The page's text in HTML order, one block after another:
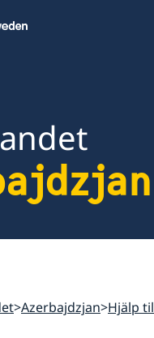
Azerbajdzjan Hjälp